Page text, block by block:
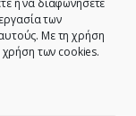
ή να διαφωνήσετε
των
Με τη χρήση
των cookies.